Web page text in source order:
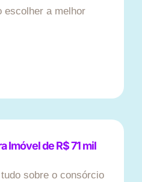
escolher a melhor
Imóvel de R$ 71 mil
sobre o consórcio